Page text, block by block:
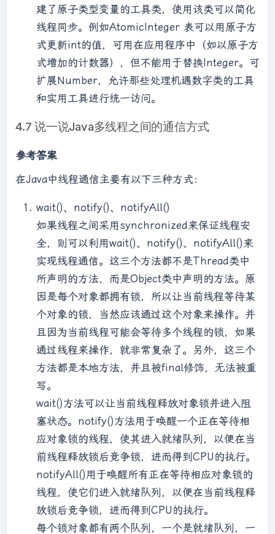
建了原子类型变量的工具类，使用该类可以简化
线程同步。例如AtomicInteger 表可以用原子方
式更新int的值，可用在应用程序中（如以原子方
式增加的计数器），但不能用于替换Integer。可
扩展Number，允许那些处理机遇数字类的工具
和实用工具进行统一访问。
4.7 说一说Java多线程之间的通信方式
参考答案
在Java中线程通信主要有以下三种方式：
wait()、notify()、notifyAll()
如果线程之间采用synchronized来保证线程安
全，则可以利用wait()、notify()、notifyAll()来
实现线程通信。这三个方法都不是Thread类中
所声明的方法，而是Object类中声明的方法。原
因是每个对象都拥有锁，所以让当前线程等待某
个对象的锁，当然应该通过这个对象来操作。并
且因为当前线程可能会等待多个线程的锁，如果
通过线程来操作，就非常复杂了。另外，这三个
方法都是本地方法，并且被final修饰，无法被重
写。
wait()方法可以让当前线程释放对象锁并进入阻
塞状态。notify()方法用于唤醒一个正在等待相
应对象锁的线程，使其进入就绪队列，以便在当
前线程释放锁后竞争锁，进而得到CPU的执行。
notifyAll()用于唤醒所有正在等待相应对象锁的
线程，使它们进入就绪队列，以便在当前线程释
放锁后竞争锁，进而得到CPU的执行。
每个锁对象都有两个队列，一个是就绪队列，一